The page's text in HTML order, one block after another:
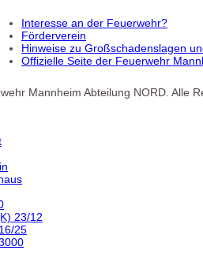
Interesse an der Feuerwehr?
Förderverein
Hinweise zu Großschadenslagen
Offizielle Seite der Feuerwehr
Mannheim Abteilung NORD. Alle
23/12
25